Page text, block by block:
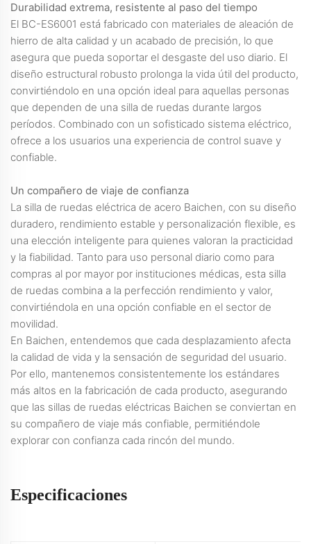
Durabilidad extrema, resistente al paso del tiempo
El BC-ES6001 está fabricado con materiales de aleación de
hierro de alta calidad y un acabado de precisión, lo que
asegura que pueda soportar el desgaste del uso diario. El
diseño estructural robusto prolonga la vida útil del producto,
convirtiéndolo en una opción ideal para aquellas personas
que dependen de una silla de ruedas durante largos
períodos. Combinado con un sofisticado sistema eléctrico,
ofrece a los usuarios una experiencia de control suave y
confiable.
Un compañero de viaje de confianza
La silla de ruedas eléctrica de acero Baichen, con su diseño
duradero, rendimiento estable y personalización flexible, es
una elección inteligente para quienes valoran la practicidad
y la fiabilidad. Tanto para uso personal diario como para
compras al por mayor por instituciones médicas, esta silla
de ruedas combina a la perfección rendimiento y valor,
convirtiéndola en una opción confiable en el sector de
movilidad.
En Baichen, entendemos que cada desplazamiento afecta
la calidad de vida y la sensación de seguridad del usuario.
Por ello, mantenemos consistentemente los estándares
más altos en la fabricación de cada producto, asegurando
que las sillas de ruedas eléctricas Baichen se conviertan en
su compañero de viaje más confiable, permitiéndole
explorar con confianza cada rincón del mundo.
Especificaciones